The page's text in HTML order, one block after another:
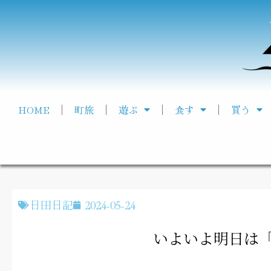
HOME 町旅 遊ぶ 食す 買う
日田日記 2024-05-24
いよいよ明日は